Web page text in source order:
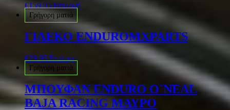
€159.95 Επιλογή
Γρήγορη ματιά
ΓΙΛΕΚΟ ENDUROMXPARTS
€29.95 Επιλογή
Γρήγορη ματιά
ΜΠΟΥΦΑΝ ENDURO O`NEAL
BAJA RACING ΜΑΥΡΟ